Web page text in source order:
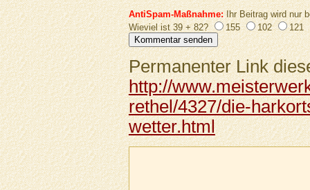
AntiSpam-Maßnahme:Ihr Beitrag wird nur
Wieviel ist 39 + 82?
155 102 121
Permanenter Link
http://
rethel/4327/die-
wetter.html